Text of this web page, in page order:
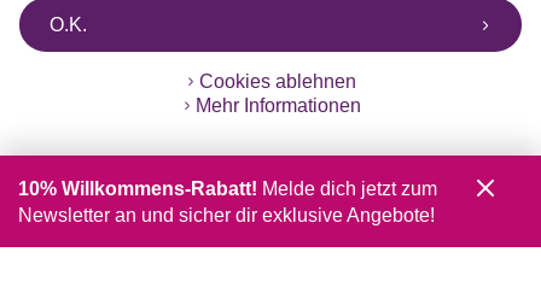
O.K.
Cookies ablehnen
Mehr Informationen
10% Willkommens-Rabatt! Melde dich jetzt zum
Newsletter an und sicher dir exklusive Angebote!